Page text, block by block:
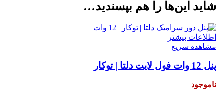
شاید این‌ها را هم بپسندید…
اطلاعات بیشتر
مشاهده سریع
پنل 12 وات فول لایت دلتا | توکار
ناموجود